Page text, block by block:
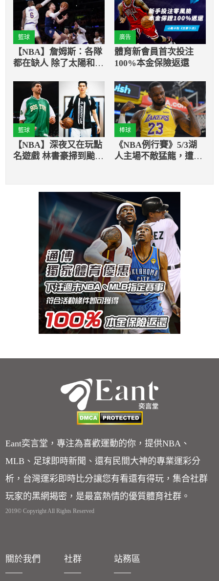
籃球
【NBA】詹姆斯：各隊
都在缺人 除了太陽和勇
廣告
體育新會員首次投注
100%本金保險返還
籃球
【NBA】深夜又在玩點
名遊戲 林書豪掃到颱風
棒球
《NBA例行賽》5/3湖
人主場不敵猛龍，遭遇
Eant奕言堂，專注為喜歡運動的你，提供NBA、
MLB、足球即時新聞、還有民間大神的專業運彩分
析，台灣運彩即時比分讓您有看還有得玩，集合社群
玩家的黑網揭密，是最富熱情的優質體育社群。
2019© Copyright All Rights Reserved
關於我們 社群 站務區